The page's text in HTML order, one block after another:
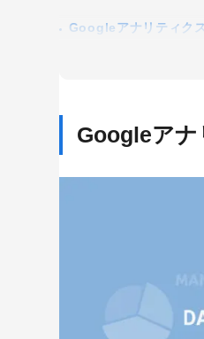
Web
Googleアナリティク
4. 3種類の項目を入
5. 目標タイプごと
到達ページを設定
自社のアクセスや除
Googleアナ